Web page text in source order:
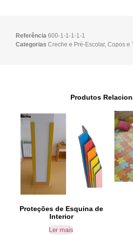
Referência600-1-1-1-1-1
Categorias Creche e Pré-Escolar,Copos e
Produtos
Proteções de Esquina de
Interior
Ler mais